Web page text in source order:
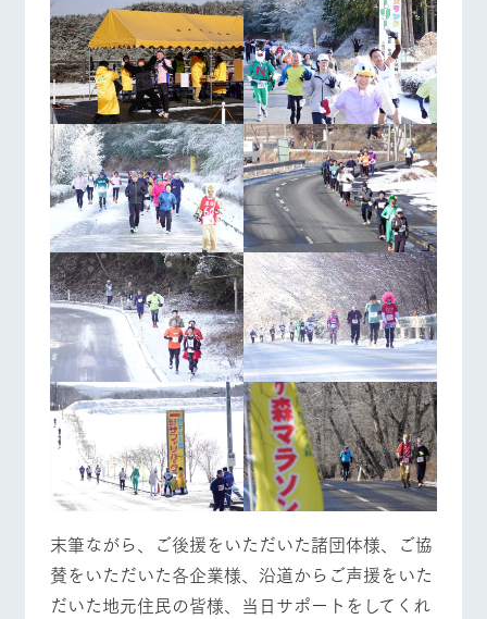
末筆ながら、ご後援をいただいた諸団体様、ご協
賛をいただいた各企業様、沿道からご声援をいた
だいた地元住民の皆様、当日サポートをしてくれ